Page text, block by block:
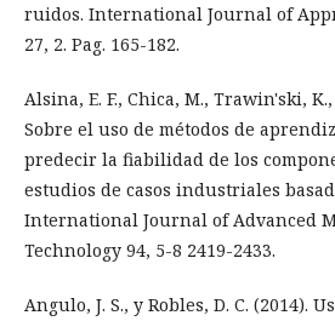
ruidos. International Journal of
27, 2. Pag. 165-182.
Alsina, E. F., Chica, M., Trawin'ski,
Sobre el uso de métodos de
predecir la fiabilidad de los
estudios de casos industriales
International Journal of Advanced
Technology 94, 5-8 2419-2433.
Angulo, J. S., y Robles, D. C. (2014).